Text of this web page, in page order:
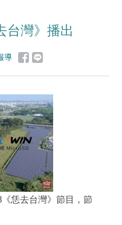
台灣》播出
導
恁去台灣》節目，節